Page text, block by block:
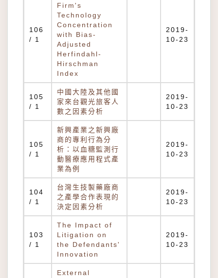
106
/ 1
Firm's
Technology
Concentration
with Bias-
Adjusted
Herfindahl-
Hirschman
Index
2019-
10-23
105
/ 1
中國大陸及其他國
家來台觀光旅客人
數之因素分析
2019-
10-23
105
/ 1
新興產業之新興廠
商的專利行為分
析：以血糖監測行
動醫療應用程式產
業為例
2019-
10-23
104
/ 1
台灣生技製藥廠商
之產學合作表現的
決定因素分析
2019-
10-23
103
/ 1
The Impact of
Litigation on
the Defendants'
Innovation
2019-
10-23
External